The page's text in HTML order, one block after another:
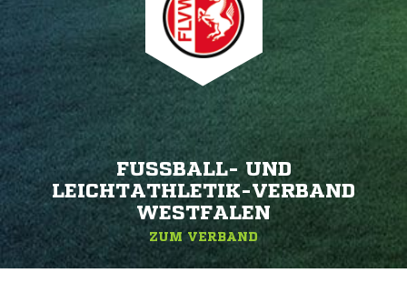
FUSSBALL- UND L
EICHTATHLETIK-VERBAND W
ESTFALEN
ZUM VERBAND